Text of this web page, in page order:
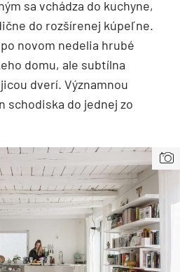
sa vchádza do kuchyne,
do rozšírenej kúpeľne.
novom nedelia hrubé
domu, ale subtílna
dverí. Významnou
schodiska do jednej zo